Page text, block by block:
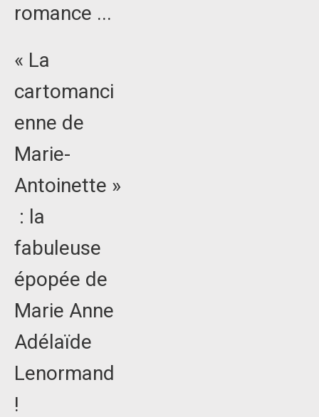
romance ...
« La
cartomanci
enne de
Marie-
Antoinette »
: la
fabuleuse
épopée de
Marie Anne
Adélaïde
Lenormand
!